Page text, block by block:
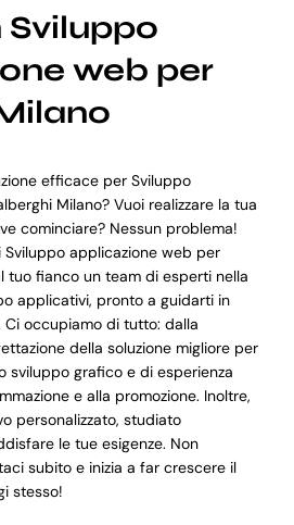
Sviluppo
web per
efficace per Sviluppo
Milano? Vuoi realizzare la tua
cominciare? Nessun problema!
Sviluppo applicazione web per
tuo fianco un team di esperti nella
applicativi, pronto a guidarti in
occupiamo di tutto: dalla
della soluzione migliore per
sviluppo grafico e di esperienza
e alla promozione. Inoltre,
personalizzato, studiato
le tue esigenze. Non
subito e inizia a far crescere il
stesso!